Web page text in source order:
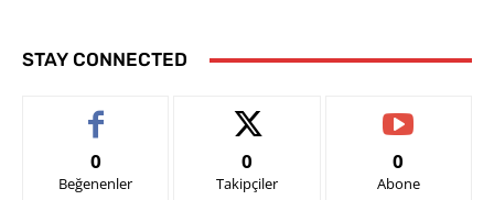
STAY CONNECTED
0
Beğenenler
0
Takipçiler
0
Abone